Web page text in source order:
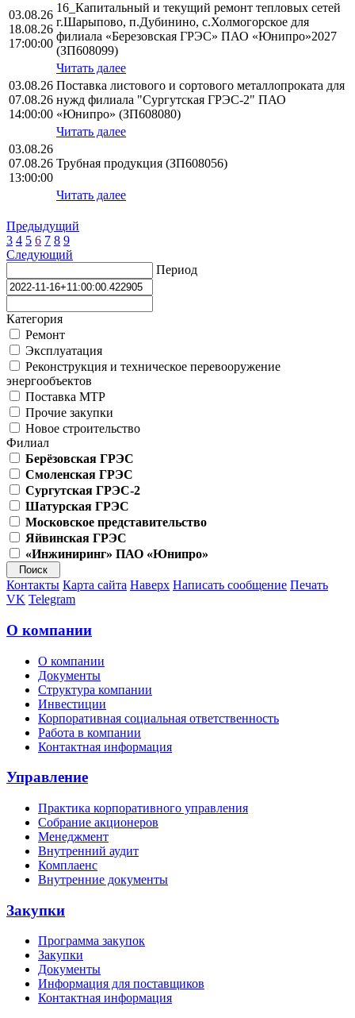
03.08.26
18.08.26
17:00:00
16_Капитальный и текущий ремонт тепловых сетей
г.Шарыпово, п.Дубинино, с.Холмогорское для
филиала «Березовская ГРЭС» ПАО «Юнипро»2027
(ЗП608099)
Читать далее
03.08.26
07.08.26
14:00:00
Поставка листового и сортового металлопроката для
нужд филиала "Сургутская ГРЭС-2" ПАО
«Юнипро» (ЗП608080)
Читать далее
03.08.26
07.08.26
13:00:00
Трубная продукция (ЗП608056)
Читать далее
Предыдущий
3 4 5 6 7 8 9
Следующий
Период
Категория
Ремонт
Эксплуатация
Реконструкция и техническое перевооружение
энергообъектов
Поставка МТР
Прочие закупки
Новое строительство
Филиал
Берёзовская ГРЭС
Смоленская ГРЭС
Сургутская ГРЭС-2
Шатурская ГРЭС
Московское представительство
Яйвинская ГРЭС
«Инжиниринг» ПАО «Юнипро»
Контакты Карта сайта Наверх Написать сообщение Печать
VK Telegram
О компании
О компании
Документы
Структура компании
Инвестиции
Корпоративная социальная ответственность
Работа в компании
Контактная информация
Управление
Практика корпоративного управления
Собрание акционеров
Менеджмент
Внутренний аудит
Комплаенс
Внутренние документы
Закупки
Программа закупок
Закупки
Документы
Информация для поставщиков
Контактная информация